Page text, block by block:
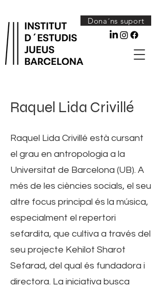
Dona´ns suport
Raquel Lida Crivillé està cursant
el grau en antropologia a la
Universitat de Barcelona (UB). A
més de les ciències socials, el seu
altre focus principal és la música,
especialment el repertori
sefardita, que cultiva a través del
seu projecte Kehilot Sharot
Sefarad, del qual és fundadora i
directora. La iniciativa busca
Raquel Lida Crivillé